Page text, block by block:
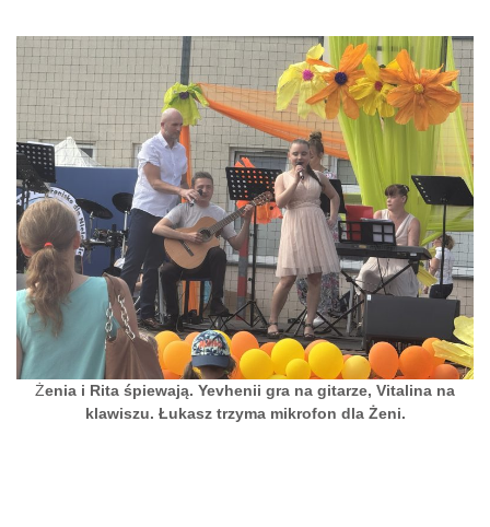
Żenia i Rita śpiewają. Yevhenii gra na gitarze, Vitalina na
klawiszu. Łukasz trzyma mikrofon dla Żeni.